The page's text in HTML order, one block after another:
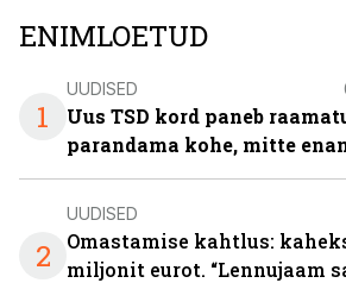
ENIMLOETUD
1
UUDISED
Uus TSD kord paneb
parandama kohe, mitte
2
UUDISED
Omastamise kahtlus:
miljonit eurot. “Lennujaam